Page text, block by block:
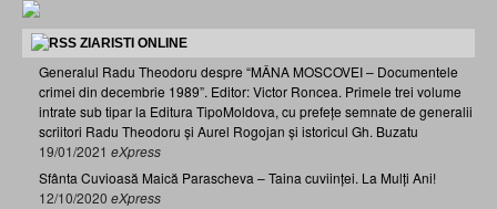
ZIARISTI ONLINE
Generalul Radu Theodoru despre “MÂNA MOSCOVEI – Documentele
crimei din decembrie 1989”. Editor: Victor Roncea. Primele trei volume
intrate sub tipar la Editura TipoMoldova, cu prefețe semnate de generalii
scriitori Radu Theodoru și Aurel Rogojan și istoricul Gh. Buzatu
19/01/2021 eXpress
Sfânta Cuvioasă Maică Parascheva – Taina cuviinței. La Mulți Ani!
12/10/2020 eXpress